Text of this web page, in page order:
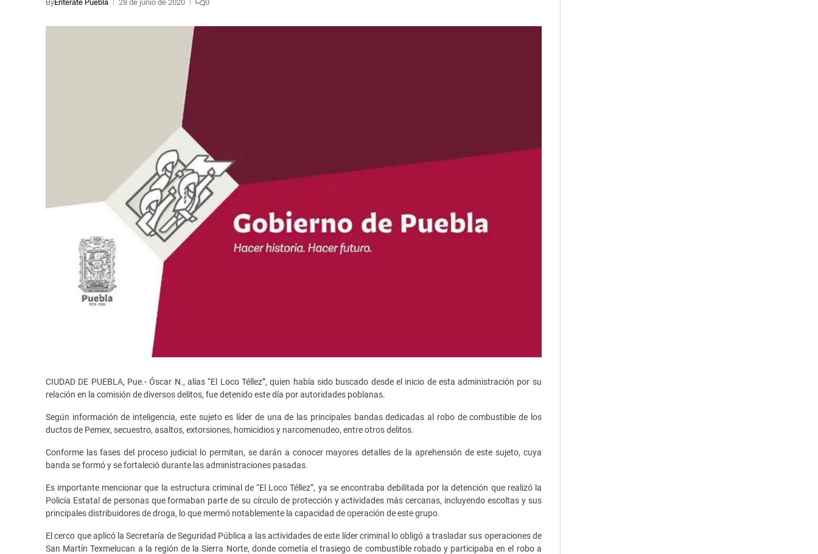
ByEnterate Puebla 28 de junio de 2020 0
CIUDAD DE PUEBLA, Pue.- Óscar N., alias “El Loco Téllez”, quien había sido buscado desde el inicio de esta administración por su
relación en la comisión de diversos delitos, fue detenido este día por autoridades poblanas.
Según información de inteligencia, este sujeto es líder de una de las principales bandas dedicadas al robo de combustible de los
ductos de Pemex, secuestro, asaltos, extorsiones, homicidios y narcomenudeo, entre otros delitos.
Conforme las fases del proceso judicial lo permitan, se darán a conocer mayores detalles de la aprehensión de este sujeto, cuya
banda se formó y se fortaleció durante las administraciones pasadas.
Es importante mencionar que la estructura criminal de “El Loco Téllez”, ya se encontraba debilitada por la detención que realizó la
Policía Estatal de personas que formaban parte de su círculo de protección y actividades más cercanas, incluyendo escoltas y sus
principales distribuidores de droga, lo que mermó notablemente la capacidad de operación de este grupo.
El cerco que aplicó la Secretaría de Seguridad Pública a las actividades de este líder criminal lo obligó a trasladar sus operaciones de
San Martín Texmelucan a la región de la Sierra Norte, donde cometía el trasiego de combustible robado y participaba en el robo a